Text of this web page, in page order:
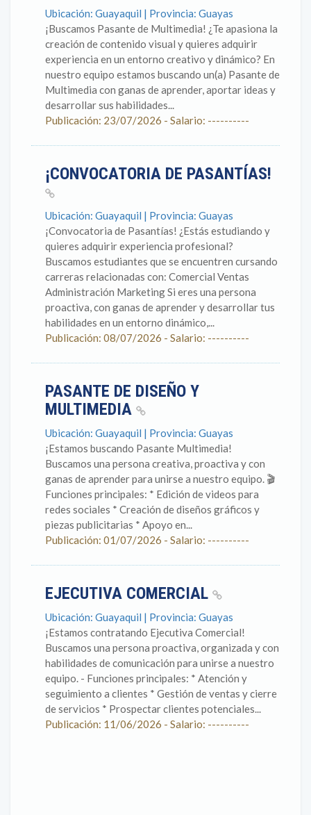
Ubicación: Guayaquil | Provincia: Guayas
¡Buscamos Pasante de Multimedia! ¿Te apasiona la
creación de contenido visual y quieres adquirir
experiencia en un entorno creativo y dinámico? En
nuestro equipo estamos buscando un(a) Pasante de
Multimedia con ganas de aprender, aportar ideas y
desarrollar sus habilidades...
Publicación: 23/07/2026 - Salario: ----------
¡CONVOCATORIA DE PASANTÍAS!
Ubicación: Guayaquil | Provincia: Guayas
¡Convocatoria de Pasantías! ¿Estás estudiando y
quieres adquirir experiencia profesional?
Buscamos estudiantes que se encuentren cursando
carreras relacionadas con: Comercial Ventas
Administración Marketing Si eres una persona
proactiva, con ganas de aprender y desarrollar tus
habilidades en un entorno dinámico,...
Publicación: 08/07/2026 - Salario: ----------
PASANTE DE DISEÑO Y
MULTIMEDIA
Ubicación: Guayaquil | Provincia: Guayas
¡Estamos buscando Pasante Multimedia!
Buscamos una persona creativa, proactiva y con
ganas de aprender para unirse a nuestro equipo. 🎬
Funciones principales: * Edición de videos para
redes sociales * Creación de diseños gráficos y
piezas publicitarias * Apoyo en...
Publicación: 01/07/2026 - Salario: ----------
EJECUTIVA COMERCIAL
Ubicación: Guayaquil | Provincia: Guayas
¡Estamos contratando Ejecutiva Comercial!
Buscamos una persona proactiva, organizada y con
habilidades de comunicación para unirse a nuestro
equipo. - Funciones principales: * Atención y
seguimiento a clientes * Gestión de ventas y cierre
de servicios * Prospectar clientes potenciales...
Publicación: 11/06/2026 - Salario: ----------